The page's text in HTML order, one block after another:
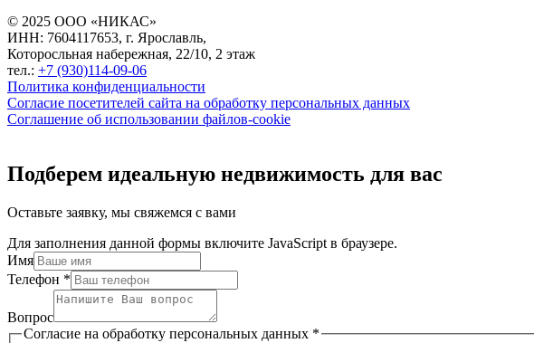
© 2025 ООО «НИКАС»
ИНН: 7604117653, г. Ярославль,
Которосльная набережная, 22/10, 2 этаж
тел.: +7 (930)114-09-06
Политика конфиденциальности
Согласие посетителей сайта на обработку персональных данных
Соглашение об использовании файлов-cookie
Подберем идеальную недвижимость для вас
Оставьте заявку, мы свяжемся с вами
Для заполнения данной формы включите JavaScript в браузере.
Имя
Телефон *
Вопрос
Согласие на обработку персональных данных *